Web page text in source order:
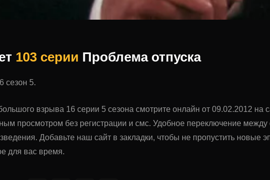
103 серии Проблема отпуска
сезон 5.
взрыва 16 серии 5 сезона смотрите онлайн от 09.02.2012 на
просмотром без регистрации и смс. Удобное переключение
Добавьте наш сайт в закладки, чтобы не пропустить новые
для вас время.